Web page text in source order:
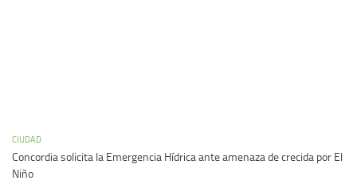
CIUDAD
Concordia solicita la Emergencia Hídrica ante amenaza de crecida por El
Niño